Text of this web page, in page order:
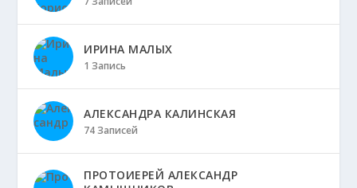
ИРИНА МАЛЫХ
1 Запись
АЛЕКСАНДРА КАЛИНСКАЯ
74 Записей
ПРОТОИЕРЕЙ АЛЕКСАНДР